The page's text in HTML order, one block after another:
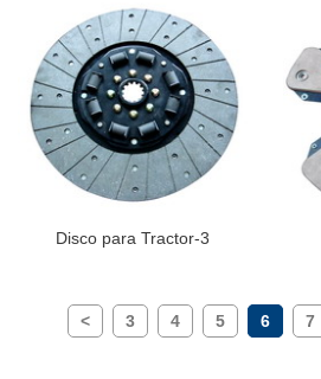
Disco para Tractor-3
< 3 4 5 6 7